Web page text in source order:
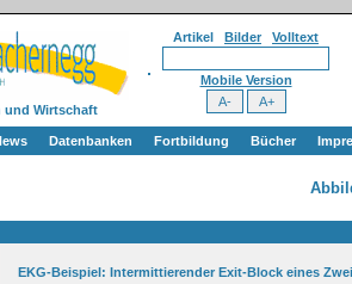
und Wirtschaft
Artikel Bilder Volltext
Mobile Version
Datenbanken Fortbildung Bücher
EKG-Beispiel: Intermittierender Exit-Block eines